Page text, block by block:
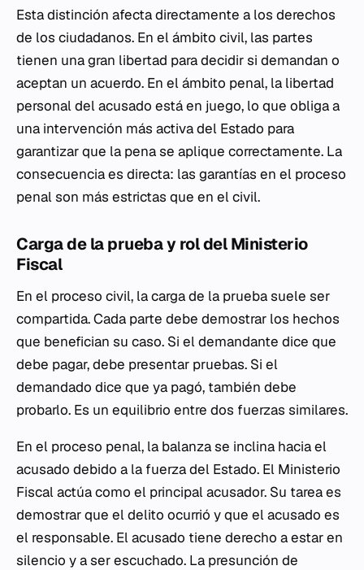
Esta distinción afecta directamente a los derechos
de los ciudadanos. En el ámbito civil, las partes
tienen una gran libertad para decidir si demandan o
aceptan un acuerdo. En el ámbito penal, la libertad
personal del acusado está en juego, lo que obliga a
una intervención más activa del Estado para
garantizar que la pena se aplique correctamente. La
consecuencia es directa: las garantías en el proceso
penal son más estrictas que en el civil.
Carga de la prueba y rol del Ministerio
Fiscal
En el proceso civil, la carga de la prueba suele ser
compartida. Cada parte debe demostrar los hechos
que benefician su caso. Si el demandante dice que
debe pagar, debe presentar pruebas. Si el
demandado dice que ya pagó, también debe
probarlo. Es un equilibrio entre dos fuerzas similares.
En el proceso penal, la balanza se inclina hacia el
acusado debido a la fuerza del Estado. El Ministerio
Fiscal actúa como el principal acusador. Su tarea es
demostrar que el delito ocurrió y que el acusado es
el responsable. El acusado tiene derecho a estar en
silencio y a ser escuchado. La presunción de